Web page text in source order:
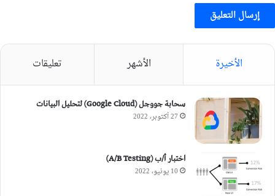
الأخيرة الأشهر تعليقات
سحابة جووجل (Google Cloud) لتحليل البيانات
27 أكتوبر، 2022
اختبار أ/ب (A/B Testing)
10 يونيو، 2022